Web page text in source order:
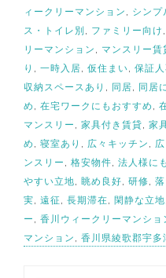
ィークリーマンション , シンプ
ス・トイレ別 , ファミリー向け ,
リーマンション , マンスリー賃
り , 一時入居, 仮住まい, 保証
収納スペースあり , 同居, 同居
め , 在宅ワークにもおすすめ ,
マンスリー , 家具付き賃貸, 家
め , 寝室あり , 広々キッチン ,
ンスリー , 格安物件, 法人様に
やすい立地, 眺め良好, 研修,
実, 遠征 , 長期滞在, 閑静な立地
ー , 香川ウィークリーマンショ
マンション , 香川県綾歌郡宇多